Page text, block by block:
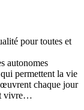
pour toutes et
autonomes
permettent la vie
chaque jour
vivre…